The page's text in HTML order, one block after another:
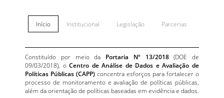
Início Institucional Legislação Parcerias
Constituído por meio da Portaria Nº 13/2018(DOE de
09/03/2018), oCentro de Análise de Dados e Avaliação de
Políticas Públicas (CAPP) concentra esforços para fortalecer o
processo de monitoramento e avaliação de políticas públicas,
além da orientação de políticas baseadas em evidência e dados.